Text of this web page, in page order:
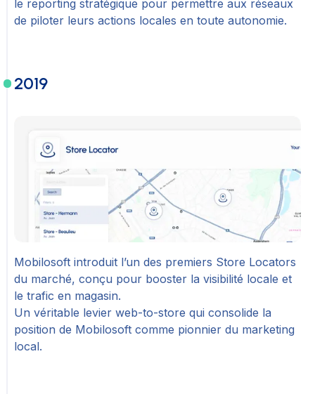
le reporting stratégique pour permettre aux réseaux
de piloter leurs actions locales en toute autonomie.
2019
Mobilosoft introduit l’un des premiers Store Locators
du marché, conçu pour booster la visibilité locale et
le trafic en magasin.
Un véritable levier web-to-store qui consolide la
position de Mobilosoft comme pionnier du marketing
local.